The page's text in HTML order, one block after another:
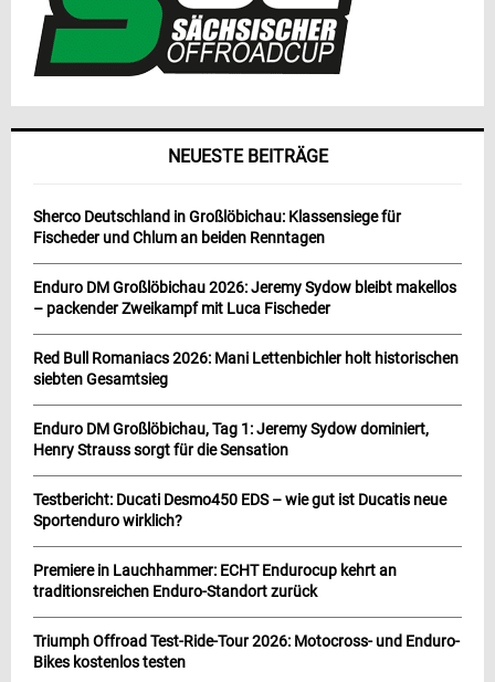
NEUESTE BEITRÄGE
Sherco Deutschland in Großlöbichau: Klassensiege für
Fischeder und Chlum an beiden Renntagen
Enduro DM Großlöbichau 2026: Jeremy Sydow bleibt makellos
– packender Zweikampf mit Luca Fischeder
Red Bull Romaniacs 2026: Mani Lettenbichler holt historischen
siebten Gesamtsieg
Enduro DM Großlöbichau, Tag 1: Jeremy Sydow dominiert,
Henry Strauss sorgt für die Sensation
Testbericht: Ducati Desmo450 EDS – wie gut ist Ducatis neue
Sportenduro wirklich?
Premiere in Lauchhammer: ECHT Endurocup kehrt an
traditionsreichen Enduro-Standort zurück
Triumph Offroad Test-Ride-Tour 2026: Motocross- und Enduro-
Bikes kostenlos testen